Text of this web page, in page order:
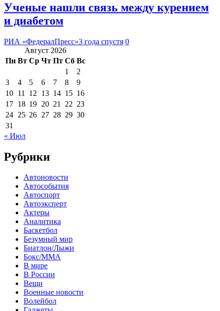
Ученые нашли связь между курением
и диабетом
РИА «ФедералПресс»3 года спустя 0
Август 2026
Пн Вт Ср Чт Пт Сб Вс
1
2
3
4 5 6 7 8
9
10 11 12 13 14 15 16
17 18 19 20 21 22 23
24 25 26 27 28 29 30
31
« Июл
Рубрики
Автоновости
Автособытия
Автоспорт
Автоэксперт
Актеры
Аналитика
Баскетбол
Безумный мир
Биатлон/Лыжи
Бокс/MMA
В мире
В России
Вещи
Военные новости
Волейбол